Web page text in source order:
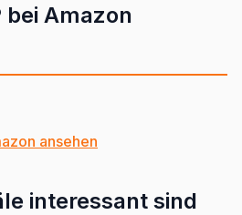
bei Amazon
ansehen
interessant sind